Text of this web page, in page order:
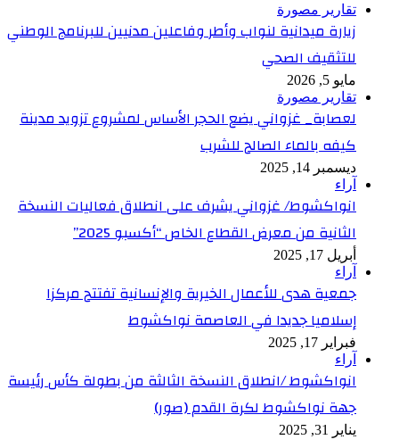
تقارير مصورة
زيارة ميدانية لنواب وأطر وفاعلين مدنيين للبرنامج الوطني
للتثقيف الصحي
مايو 5, 2026
تقارير مصورة
لعصابة_ غزواني يضع الحجر الأساس لمشروع تزويد مدينة
كيفه بالماء الصالح للشرب
ديسمبر 14, 2025
آراء
انواكشوط/ غزواني يشرف على انطلاق فعاليات النسخة
الثانية من معرض القطاع الخاص “أكسبو 2025”
أبريل 17, 2025
آراء
جمعية هدى للأعمال الخيرية والإنسانية تفتتح مركزا
إسلاميا جديدا في العاصمة نواكشوط
فبراير 17, 2025
آراء
انواكشوط /انطلاق النسخة الثالثة من بطولة كأس رئيسة
جهة نواكشوط لكرة القدم (صور)
يناير 31, 2025